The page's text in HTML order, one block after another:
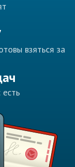
взяться за